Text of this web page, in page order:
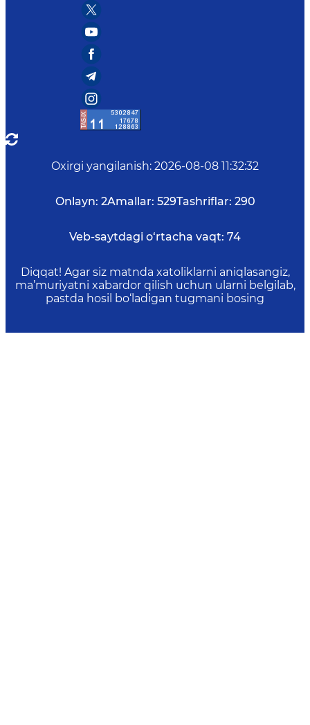
Oxirgi yangilanish: 2026-08-08 11:32:32
Onlayn: 2Amallar: 529Tashriflar: 290
Veb-saytdagi o‘rtacha vaqt: 74
Diqqat! Agar siz matnda xatoliklarni aniqlasangiz,
ma’muriyatni xabardor qilish uchun ularni belgilab,
pastda hosil bo‘ladigan tugmani bosing